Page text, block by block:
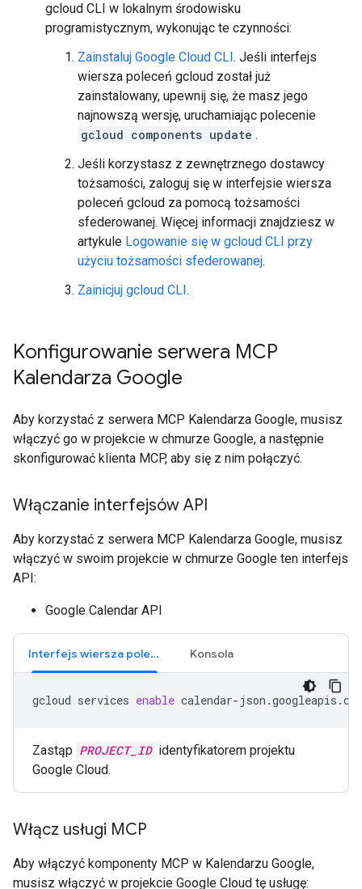
gcloud CLI w lokalnym środowisku
programistycznym, wykonując te czynności:
Zainstaluj Google Cloud CLI. Jeśli interfejs
wiersza poleceń gcloud został już
zainstalowany, upewnij się, że masz jego
najnowszą wersję, uruchamiając polecenie
gcloud components update .
Jeśli korzystasz z zewnętrznego dostawcy
tożsamości, zaloguj się w interfejsie wiersza
poleceń gcloud za pomocą tożsamości
sfederowanej. Więcej informacji znajdziesz w
artykule Logowanie się w gcloud CLI przy
użyciu tożsamości sfederowanej.
Zainicjuj gcloud CLI.
Konfigurowanie serwera MCP
Kalendarza Google
Aby korzystać z serwera MCP Kalendarza Google, musisz
włączyć go w projekcie w chmurze Google, a następnie
skonfigurować klienta MCP, aby się z nim połączyć.
Włączanie interfejsów API
Aby korzystać z serwera MCP Kalendarza Google, musisz
włączyć w swoim projekcie w chmurze Google ten interfejs
API:
Google Calendar API
Interfejs wiersza poleceń Konsola
gcloud services enable calendar-
Zastąp PROJECT_ID identyfikatorem projektu
Google Cloud.
Włącz usługi MCP
Aby włączyć komponenty MCP w Kalendarzu Google,
musisz włączyć w projekcie Google Cloud tę usługę: